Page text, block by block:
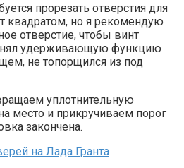
прорезать отверстия для
квадратом, но я рекомендую
отверстие, чтобы винт
удерживающую функцию
не топорщился из под
уплотнительную
место и прикручиваем порог
закончена.